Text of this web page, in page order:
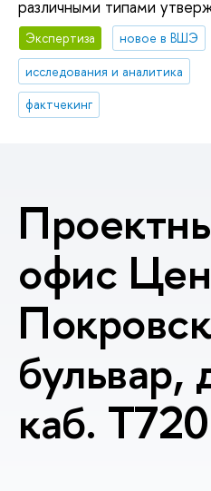
различными типами
Экспертиза
новое в ВШЭ
исследования и аналитика
фактчекинг
офис
бульвар,
каб. T720